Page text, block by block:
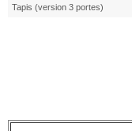
Tapis (version 3 portes)